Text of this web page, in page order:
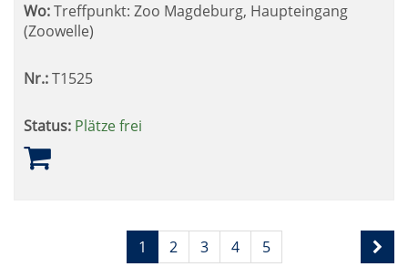
Wo:Treffpunkt: Zoo Magdeburg, Haupteingang
(Zoowelle)
Nr.:T1525
Status: Plätze frei
Seiten
blättern
1 2 3 4 5